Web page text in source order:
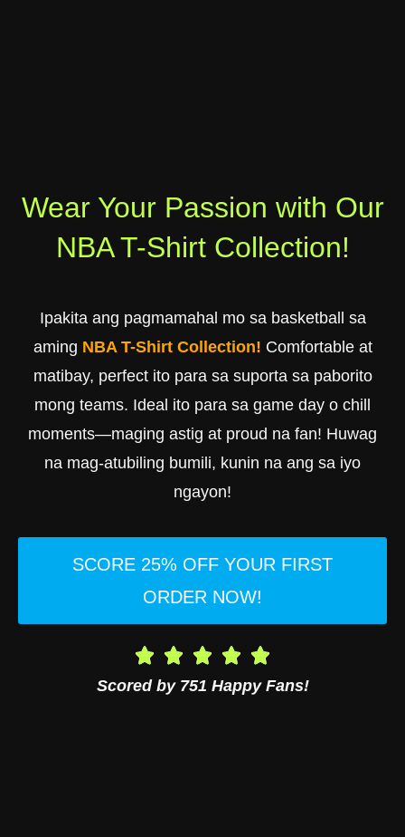
Wear Your Passion with Our
NBA T-Shirt Collection!
Ipakita ang pagmamahal mo sa basketball sa
aming NBA T-Shirt Collection! Comfortable at
matibay, perfect ito para sa suporta sa paborito
mong teams. Ideal ito para sa game day o chill
moments—maging astig at proud na fan! Huwag
na mag-atubiling bumili, kunin na ang sa iyo
ngayon!
SCORE 25% OFF YOUR FIRST
ORDER NOW!
Scored by 751 Happy Fans!